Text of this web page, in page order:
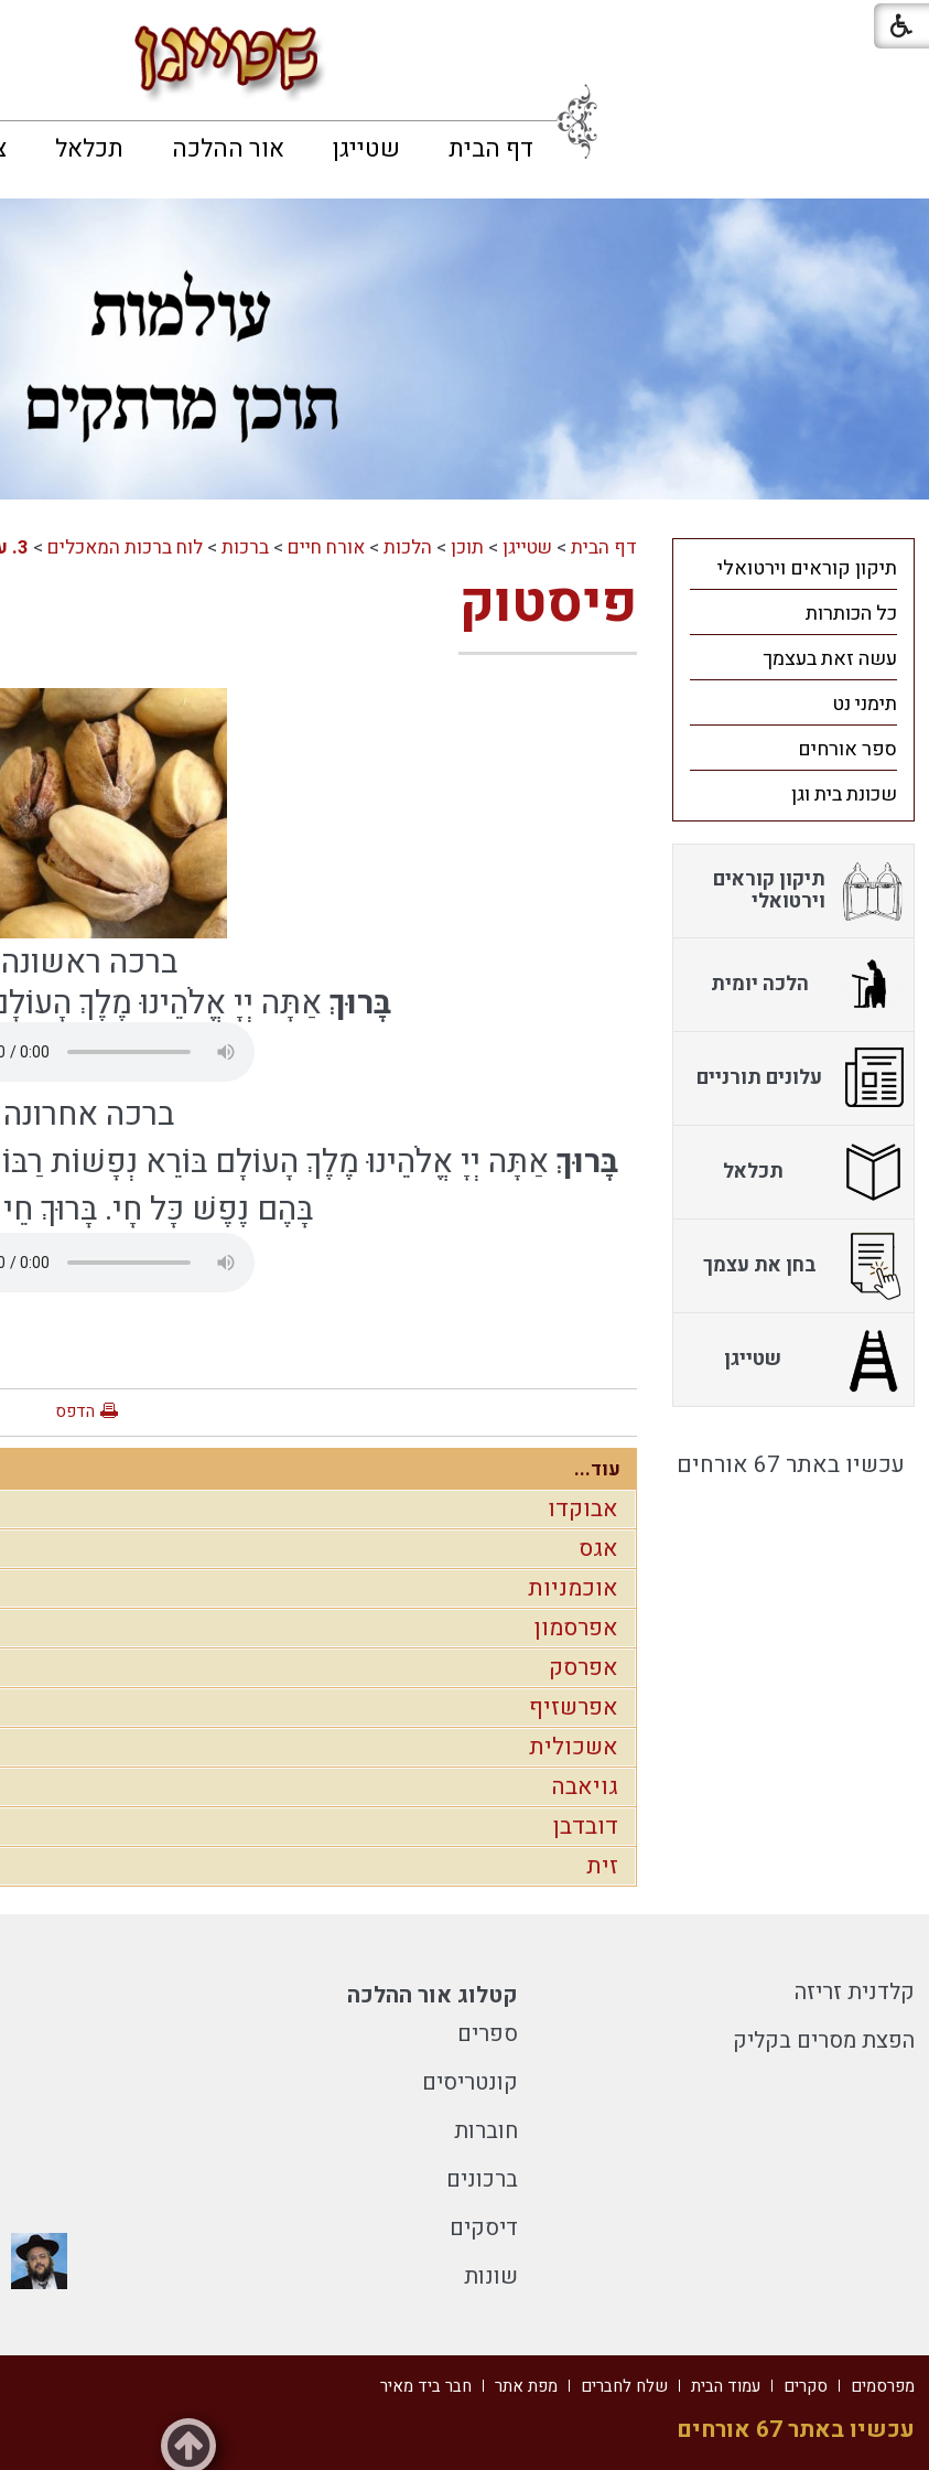
דף הבית שטייגן אור ההלכה תכלאל
דף הבית> שטייגן> תוכן> הלכות> אורח חיים > ברכות> לוח ברכות המאכלים > 3. עץ
פיסטוק
ברכה ראשונה
בָּרוּךְאַתָּה יְיָ אֱלֹהֵינוּ מֶלֶךְ
ברכה אחרונה
בָּרוּךְאַתָּה יְיָ אֱלֹהֵינוּ מֶלֶךְ הָעוֹלָם בּוֹרֵא נְפָשׁוֹת
בָּהֶם נֶפֶשׁ כָּל חָי. בָּרוּךְ
הדפס
עוד...
אבוקדו
אגס
אוכמניות
אפרסמון
אפרסק
אפרשזיף
אשכולית
גויאבה
דובדבן
זית
תיקון קוראים וירטואלי
כל הכותרות
עשה זאת בעצמך
תימני נט
ספר אורחים
שכונת בית וגן
תיקון קוראים
וירטואלי
הלכה יומית
עלונים תורניים
תכלאל
בחן את עצמך
שטייגן
עכשיו באתר 67 אורחים
קלדנית זריזה
הפצת מסרים בקליק
קטלוג אור ההלכה
ספרים
קונטריסים
חוברות
ברכונים
דיסקים
שונות
מפרסמים סקרים עמוד הבית שלח לחברים מפת אתר חבר ביד מאיר
עכשיו באתר 67 אורחים